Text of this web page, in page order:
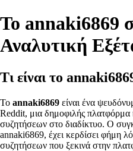
Το annaki6869
Αναλυτική
Τι είναι το
Το annaki6869 είναι ένα
Reddit, μια δημοφιλής πλατφόρμα
συζητήσεων στο διαδίκτυο. Ο
annaki6869, έχει κερδίσει φήμη
συζητήσεων που ξεκινά στην